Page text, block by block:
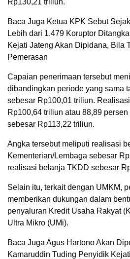
Rp130,21 triliun.
Baca Juga Ketua KPK Sebut
Lebih dari 1.479 Koruptor
Kejati Jateng Akan Dipidana, Bila
Pemerasan
Capaian penerimaan tersebut
dibandingkan periode yang sama
sebesar Rp100,01 triliun.
Rp100,64 triliun atau 88,89
sebesar Rp113,22 triliun.
Angka tersebut meliputi realisasi
Kementerian/Lembaga sebesar
realisasi belanja TKDD sebesar
Selain itu, terkait dengan UMKM,
memberikan dukungan dalam
penyaluran Kredit Usaha Rakyat
Ultra Mikro (UMi).
Baca Juga Agus Hartono Akan
Kamaruddin Tuding Penyidik